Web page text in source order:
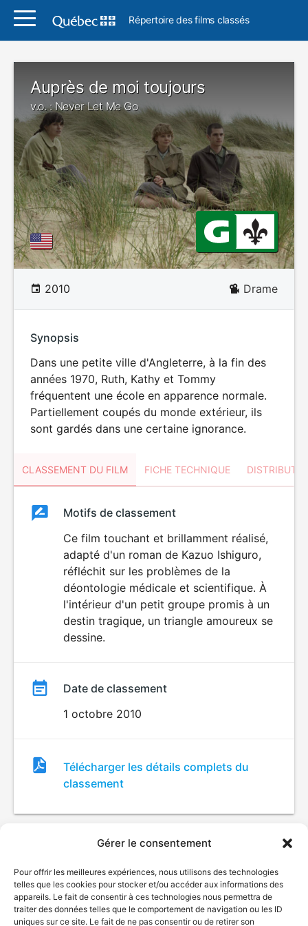
Gérer le consentement
Pour offrir les meilleures expériences, nous utilisons des technologies
telles que les cookies pour stocker et/ou accéder aux informations des
appareils. Le fait de consentir à ces technologies nous permettra de
traiter des données telles que le comportement de navigation ou les ID
uniques sur ce site. Le fait de ne pas consentir ou de retirer son
Répertoire des films classés
Auprès de moi toujours
v.o. : Never Let Me Go
2010 Drame
Synopsis
Dans une petite ville d'Angleterre, à la fin des
années 1970, Ruth, Kathy et Tommy
fréquentent une école en apparence normale.
Partiellement coupés du monde extérieur, ils
sont gardés dans une certaine ignorance.
CLASSEMENT DU FILM FICHE TECHNIQUE
ClassementClassement
Motifs de classement
Ce film touchant et brillamment réalisé,
adapté d'un roman de Kazuo Ishiguro,
réfléchit sur les problèmes de la
déontologie médicale et scientifique. À
l'intérieur d'un petit groupe promis à un
destin tragique, un triangle amoureux se
dessine.
Date de classement
1 octobre 2010
Fichier
de
classement
Télécharger les détails complets du
classement